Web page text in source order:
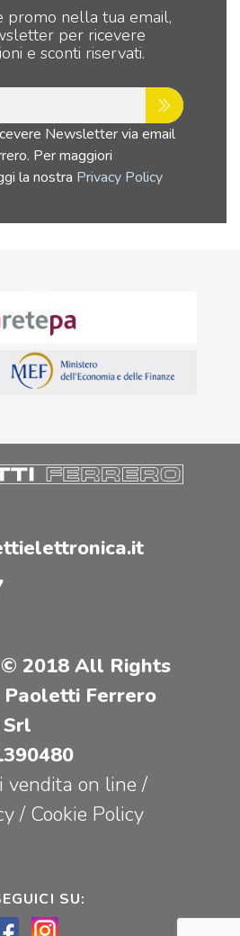
promo nella tua email,
per ricevere
e sconti riservati.
Newsletter via email
Per maggiori
la nostra Privacy Policy
2018 All Rights
Paoletti Ferrero
vendita on line /
/ Cookie Policy
SU: